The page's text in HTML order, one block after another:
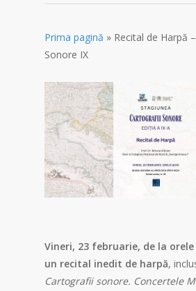
Prima pagină » Recital de Harpă
Sonore IX
Vineri, 23 februarie, de la orele
un recital inedit de harpă,
Cartografii sonore. Concertele